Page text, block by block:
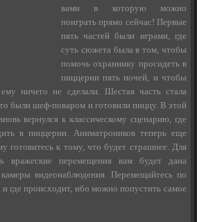
вами в которую можно
поиграть прямо сейчас! Первые
пять частей были играми, где
суть сюжета была в том, чтобы
помочь охраннику просидеть в
пиццерии пять ночей, и чтобы
ничего не сделали. Шестая часть стала
были шеф-поваром и готовили пиццу. В этой
вернулся к классическому сценарию, где
в пиццерии. Аниматроников теперь еще
готовитесь к тому, что будет страшнее. Для
вражеские перемещения вам будет дана
видеонаблюдения. Перемещайтесь по
где происходит, ибо можно попустить самое